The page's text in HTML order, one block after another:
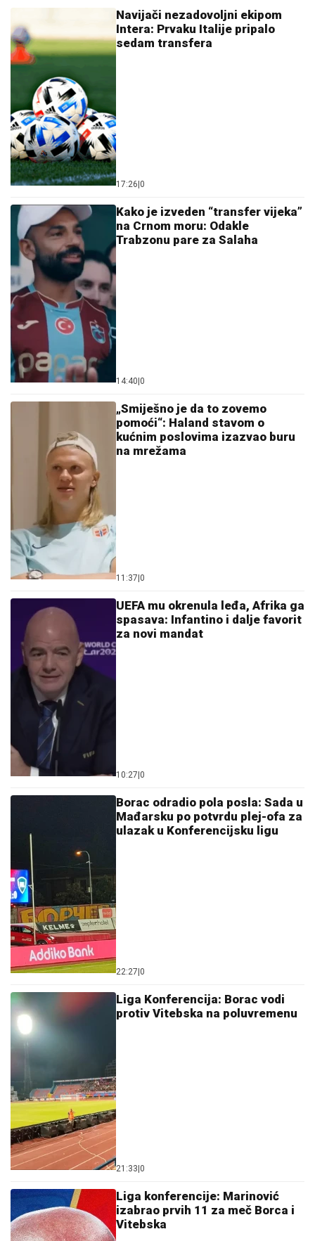
Navijači nezadovoljni ekipom
Intera: Prvaku Italije pripalo
sedam transfera
17:26 0
Kako je izveden “transfer vijeka”
na Crnom moru: Odakle
Trabzonu pare za Salaha
14:40 0
„Smiješno je da to zovemo
pomoći“: Haland stavom o
kućnim poslovima izazvao buru
na mrežama
11:37 0
UEFA mu okrenula leđa, Afrika ga
spasava: Infantino i dalje favorit
za novi mandat
10:27 0
Borac odradio pola posla: Sada u
Mađarsku po potvrdu plej-ofa za
ulazak u Konferencijsku ligu
22:27 0
Liga Konferencija: Borac vodi
protiv Vitebska na poluvremenu
21:33 0
Liga konferencije: Marinović
izabrao prvih 11 za meč Borca i
Vitebska